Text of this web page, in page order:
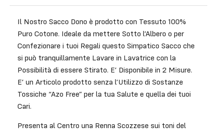
Il Nostro Sacco Dono è prodotto con Tessuto 100%
Puro Cotone. Ideale da mettere Sotto l’Albero o per
Confezionare i tuoi Regali questo Simpatico Sacco che
si può tranquillamente Lavare in Lavatrice con la
Possibilità di essere Stirato. E’ Disponibile in 2 Misure.
E’ un Articolo prodotto senza l’Utilizzo di Sostanze
Tossiche “Azo Free” per la tua Salute e quella dei tuoi
Cari.
Presenta al Centro una Renna Scozzese sui toni del